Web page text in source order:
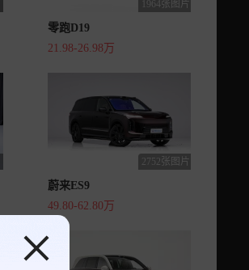
1964张图片
零跑D19
21.98-26.98万
2752张图片
蔚来ES9
49.80-62.80万